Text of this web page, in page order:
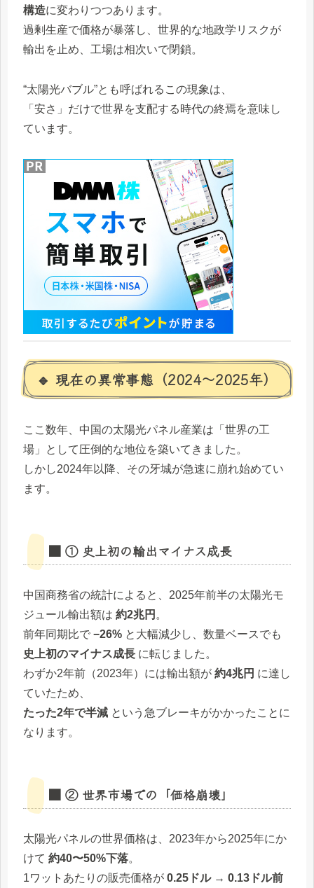
構造に変わりつつあります。
過剰生産で価格が暴落し、世界的な地政学リスクが
輸出を止め、工場は相次いで閉鎖。
“太陽光バブル”とも呼ばれるこの現象は、
「安さ」だけで世界を支配する時代の終焉を意味し
ています。
🔹 現在の異常事態（2024〜2025年）
ここ数年、中国の太陽光パネル産業は「世界の工
場」として圧倒的な地位を築いてきました。
しかし2024年以降、その牙城が急速に崩れ始めてい
ます。
■ ① 史上初の輸出マイナス成長
中国商務省の統計によると、2025年前半の太陽光モ
ジュール輸出額は 約2兆円 。
前年同期比で −26% と大幅減少し、数量ベースでも
史上初のマイナス成長 に転じました。
わずか2年前（2023年）には輸出額が 約4兆円 に達し
ていたため、
たった2年で半減 という急ブレーキがかかったことに
なります。
■ ② 世界市場での「価格崩壊」
太陽光パネルの世界価格は、2023年から2025年にか
けて 約40〜50%下落。
1ワットあたりの販売価格が 0.25ドル → 0.13ドル前